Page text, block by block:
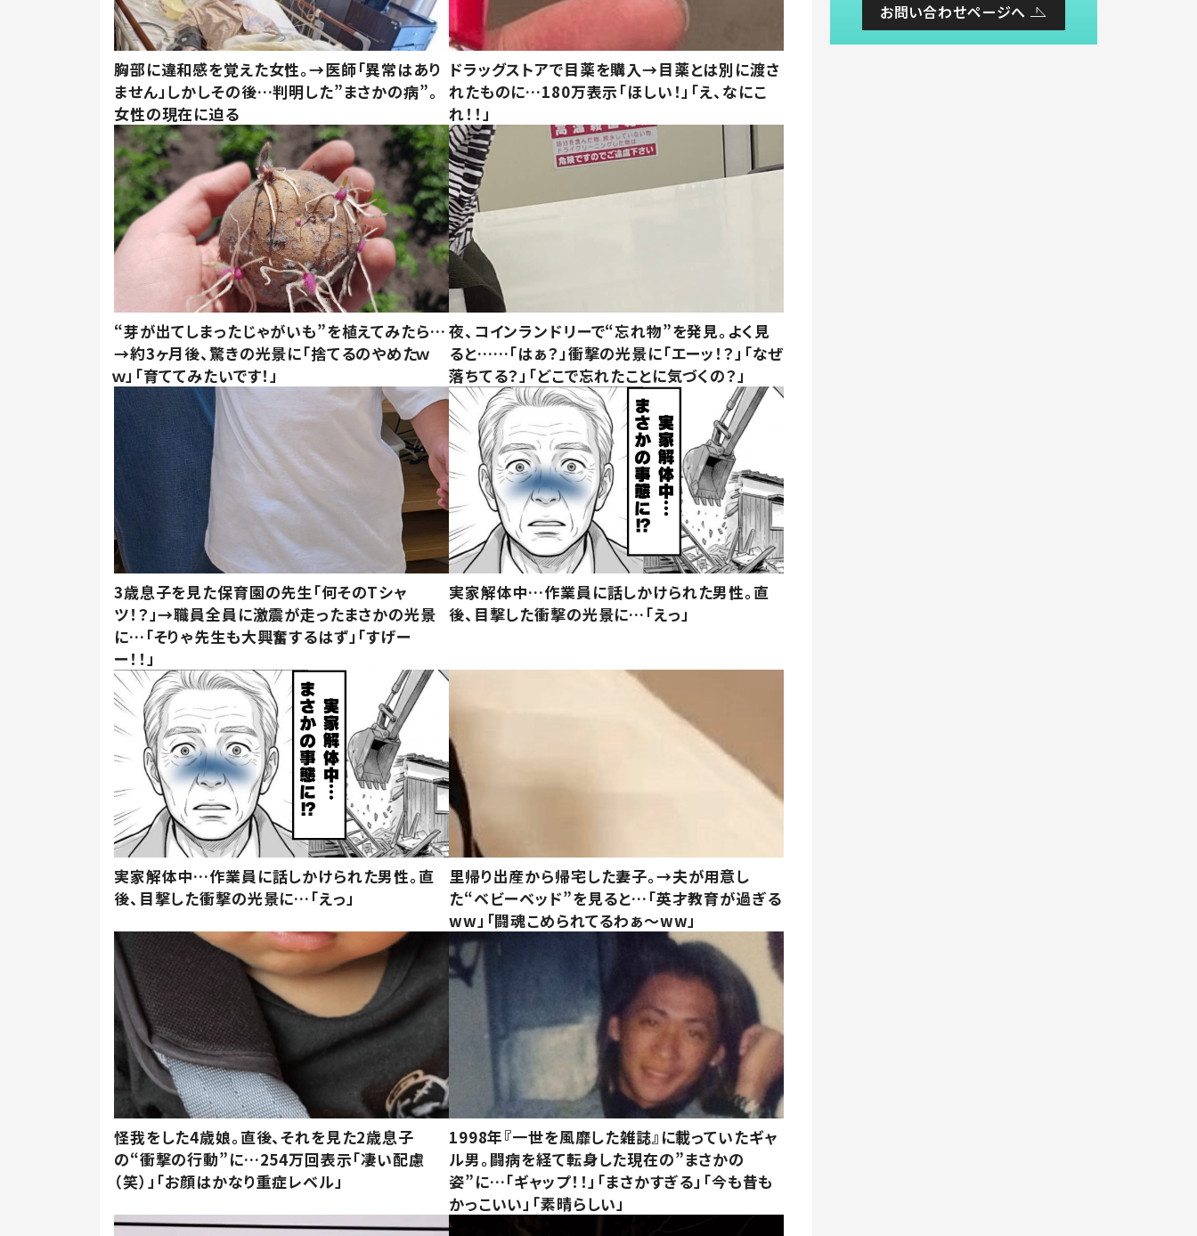
胸部に違和感を覚えた女性。→医師「異常はあり
ません」しかしその後…判明した”まさかの病”。
女性の現在に迫る
ドラッグストアで目薬を購入→目薬とは別に渡さ
れたものに…180万表示「ほしい！」「え、なにこ
れ！！」
“芽が出てしまったじゃがいも”を植えてみたら…
→約3ヶ月後、驚きの光景に「捨てるのやめたｗ
ｗ」「育ててみたいです！」
夜、コインランドリーで“忘れ物”を発見。よく見
ると……「はぁ？」衝撃の光景に「エーッ！？」「なぜ
落ちてる？」「どこで忘れたことに気づくの？」
3歳息子を見た保育園の先生「何そのTシャ
ツ！？」→職員全員に激震が走ったまさかの光景
に…「そりゃ先生も大興奮するはず」「すげー
ー！！」
実家解体中…作業員に話しかけられた男性。直
後、目撃した衝撃の光景に…「えっ」
実家解体中…作業員に話しかけられた男性。直
後、目撃した衝撃の光景に…「えっ」
里帰り出産から帰宅した妻子。→夫が用意し
た“ベビーベッド”を見ると…「英才教育が過ぎる
ww」「闘魂こめられてるわぁ～ww」
怪我をした4歳娘。直後、それを見た2歳息子
の“衝撃の行動”に…254万回表示「凄い配慮
（笑）」「お顔はかなり重症レベル」
1998年『一世を風靡した雑誌』に載っていたギャ
ル男。闘病を経て転身した現在の”まさかの
姿”に…「ギャップ！！」「まさかすぎる」「今も昔も
かっこいい」「素晴らしい」
お問い合わせページへ